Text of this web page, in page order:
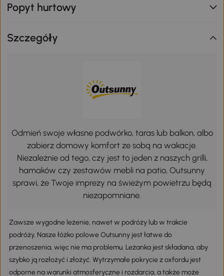
Popyt hurtowy
Szczegóły
Odmień swoje własne podwórko, taras lub balkon, albo
zabierz domowy komfort ze sobą na wakacje.
Niezależnie od tego, czy jest to jeden z naszych grilli,
hamaków czy zestawów mebli na patio, Outsunny
sprawi, że Twoje imprezy na świeżym powietrzu będą
niezapomniane.
Zawsze wygodne leżenie, nawet w podróży lub w trakcie
podróży. Nasze łóżko polowe Outsunny jest łatwe do
przenoszenia, więc nie ma problemu. Leżanka jest składana, aby
szybko ją rozłożyć i złożyć. Wytrzymałe pokrycie z oxfordu jest
odporne na warunki atmosferyczne i rozdarcia, a także może